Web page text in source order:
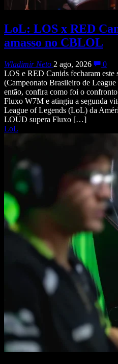
LoL: LOS x RED
amasso no CBLOL
Wladimir Neto 2 ago, 2026
0
LOS e RED Canids fecharam
(Campeonato Brasileiro de
então, confira como foi o
Fluxo W7M e atingiu a segunda
League of Legends (LoL) da
LOUD supera Fluxo […]
LoL